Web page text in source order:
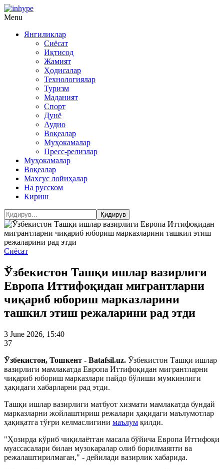
Menu
Янгиликлар
Сиёсат
Иқтисод
Жамият
Ҳодисалар
Технологиялар
Туризм
Маданият
Спорт
Дунё
Аудио
Воқеалар
Муҳокамалар
Пресс-релизлар
Муҳокамалар
Воқеалар
Махсус лойиҳалар
На русском
Кириш
Сиёсат
Ўзбекистон Ташқи ишлар вазирлиги
Европа Иттифоқидан мигрантларни
чиқариб юбориш марказларини
ташкил этиш режаларини рад этди
3 June 2026, 15:40
37
Ўзбекистон, Тошкент - Batafsil.uz. Ўзбекистон Ташқи ишлар
вазирлиги мамлакатда Европа Иттифоқидан мигрантларни
чиқариб юбориш марказлари пайдо бўлиши мумкинлиги
ҳақидаги хабарларни рад этди.
Ташқи ишлар вазирлиги матбуот хизмати мамлакатда бундай
марказларни жойлаштириш режалари ҳақидаги маълумотлар
ҳақиқатга тўғри келмаслигини маълум қилди.
"Ҳозирда кўриб чиқилаётган масала бўйича Европа Иттифоқи
муассасалари билан музокаралар олиб борилмаяпти ва
режалаштирилмаган," - дейилади вазирлик хабарида.